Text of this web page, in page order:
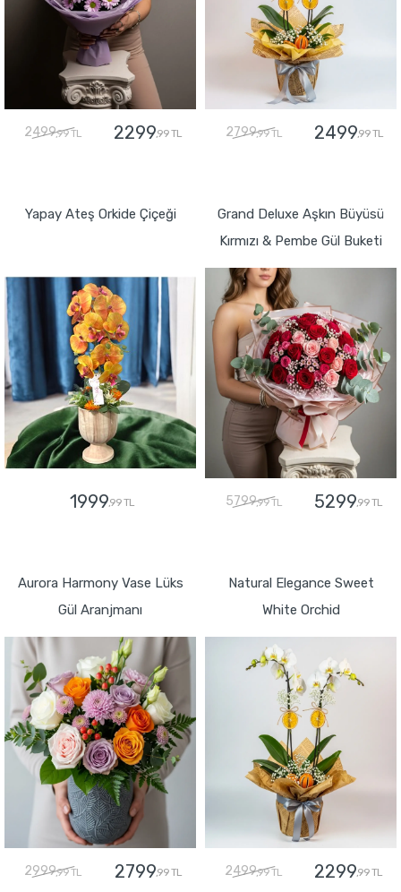
2499,99 TL 2299,99 TL 2799,99 TL 2499,99 TL
Yapay Ateş Orkide Çiçeği
1999,99 TL
Grand Deluxe Aşkın Büyüsü
Kırmızı & Pembe Gül Buketi
5799,99 TL 5299,99 TL
Aurora Harmony Vase Lüks
Gül Aranjmanı
2999,99 TL 2799,99 TL
Natural Elegance Sweet
White Orchid
2499,99 TL 2299,99 TL